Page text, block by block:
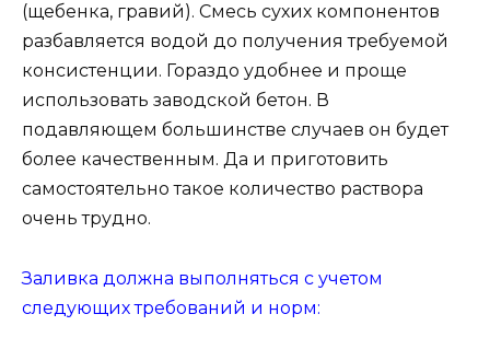
(щебенка, гравий). Смесь сухих компонентов
разбавляется водой до получения требуемой
консистенции. Гораздо удобнее и проще
использовать заводской бетон. В
подавляющем большинстве случаев он будет
более качественным. Да и приготовить
самостоятельно такое количество раствора
очень трудно.
Заливка должна выполняться с учетом
следующих требований и норм: